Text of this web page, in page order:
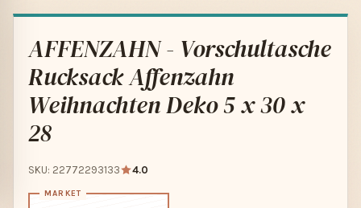
AFFENZAHN - Vorschultasche
Rucksack Affenzahn
Weihnachten Deko 5 x 30 x
28
SKU: 22772293133 4.0